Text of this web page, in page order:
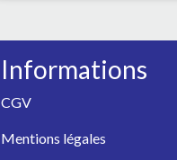
Informations
CGV
Mentions légales